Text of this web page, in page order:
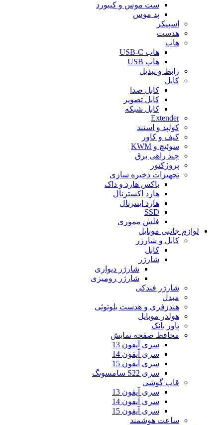
ست موس و کیبورد
پد موس
اسپیکر
هدست
هاب
هاب USB-C
هاب USB
رابط و تبدیل
کابل
کابل صدا
کابل تصویر
کابل شبکه
Extender
کولپد و استند
کیف و کاور
سوئیچ و KWM
چند راهی برق
پروژکتور
تجهیزات ذخیره سازی
باکس هارد و داک
هارد اکسترنال
هارد اینترنال
SSD
فلش مموری
لوازم جانبی موبایل
کابل و شارژر
کابل
شارژر
شارژر دیواری
شارژر رومیزی
شارژر فندکی
مبدل
هندزفری و هدست بلوتوثی
هولدر موبایل
پاور بانک
محافظ صفحه نمایش
سری آیفون 13
سری آیفون 14
سری آیفون 15
سری S22 سامسونگ
قاب گوشی
سری آیفون 13
سری آیفون 14
سری آیفون 15
ساعت هوشمند